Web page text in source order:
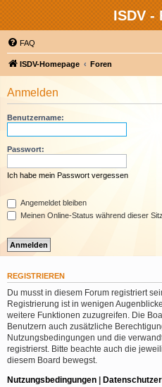
ISDV -
FAQ
ISDV-Homepage Foren
Anmelden
Benutzername:
Passwort:
Ich habe mein Passwort vergessen
Angemeldet bleiben
Meinen Online-Status während dieser
REGISTRIEREN
Du musst in diesem Forum registriert
Registrierung ist in wenigen
weitere Funktionen zuzugreifen. Die
Benutzern auch zusätzliche
Nutzungsbedingungen und die
registrierst. Bitte beachte auch die
diesem Board bewegst.
Nutzungsbedingungen |